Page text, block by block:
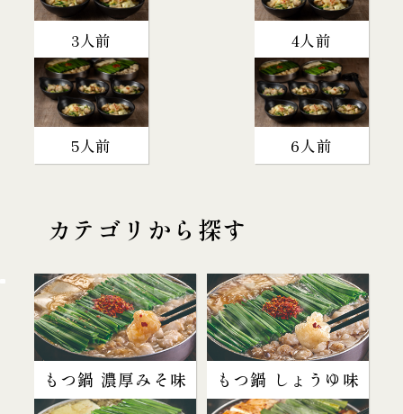
3人前 4人前
5人前 6人前
カテゴリから探す
もつ鍋 濃厚みそ味 もつ鍋 しょうゆ味